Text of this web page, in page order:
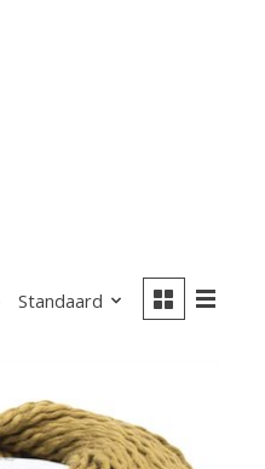
Standaard